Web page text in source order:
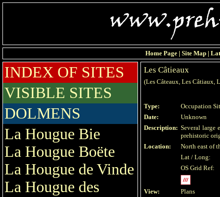
Home Page | Site Map |
INDEX OF SITES
VISIBLE SITES
DOLMENS
La Hougue Bie
La Hougue Boëte
La Hougue de Vinde
La Hougue des
Les Câtieaux
(Les Câteaux, Les Câtiaux,
Type:
Occupation
Date:
Unknown
Description: Several large
prehistoric
Location:
North east of
Lat / Long:
OS Grid Ref:
View: Plans